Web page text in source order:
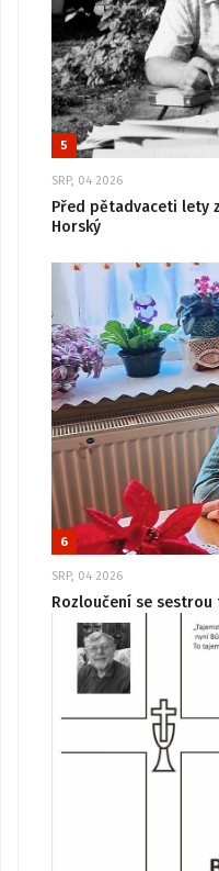
5
SRP, 04 2026
Před pětadvaceti lety
Horský
6
SRP, 04 2026
Rozloučení se